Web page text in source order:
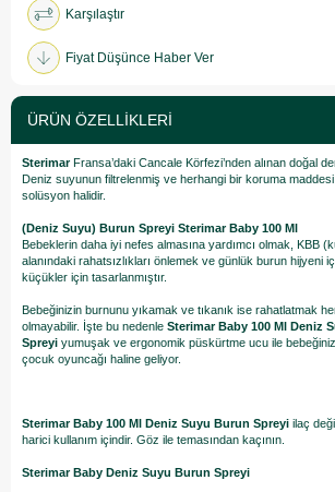
Karşılaştır
Fiyat Düşünce Haber Ver
ÜRÜN ÖZELLIKLERI
SterimarFransa’daki Cancale Körfezi’nden alınan doğal
Deniz suyunun filtrelenmiş ve herhangi bir koruma
solüsyon halidir.
(Deniz Suyu) Burun Spreyi Sterimar Baby 100 Ml
Bebeklerin daha iyi nefes almasına yardımcı olmak, KBB
alanındaki rahatsızlıkları önlemek ve günlük burun hijyeni
küçükler için tasarlanmıştır.
Bebeğinizin burnunu yıkamak ve tıkanık ise rahatlatmak
olmayabilir. İşte bu nedenle Sterimar Baby 100 Ml Deniz
Spreyi yumuşak ve ergonomik püskürtme ucu ile
çocuk oyuncağı haline geliyor.
Sterimar Baby 100 Ml Deniz Suyu Burun Spreyi ilaç
harici kullanım içindir. Göz ile temasından kaçının.
Sterimar Baby Deniz Suyu Burun Spreyi